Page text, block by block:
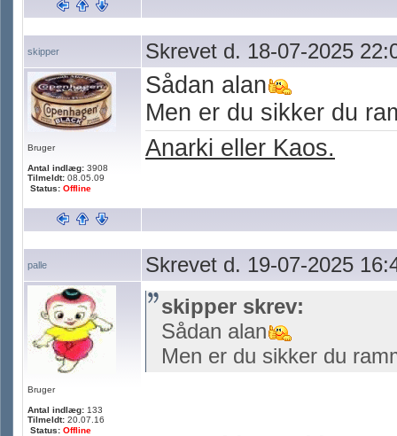
skipper Skrevet d. 18-07-2025
Bruger
Antal indlæg: 3908
Tilmeldt: 08.05.09
Status: Offline
Sådan alan
Men er du sikker du
Anarki eller Kaos.
palle Skrevet d. 19-07-2025
Bruger
Antal indlæg: 133
Tilmeldt: 20.07.16
Status: Offline
skipper skrev:
Sådan alan
Men er du sikker du